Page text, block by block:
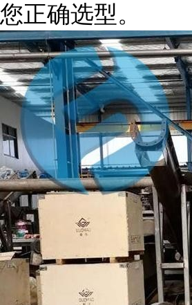
您正确选型。